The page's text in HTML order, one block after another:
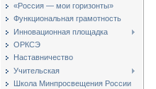
«Россия — мои горизонты»
Функциональная грамотность
Инновационная площадка
ОРКСЭ
Наставничество
Учительская
Школа Минпросвещения России